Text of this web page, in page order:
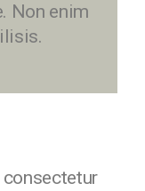
Non enim